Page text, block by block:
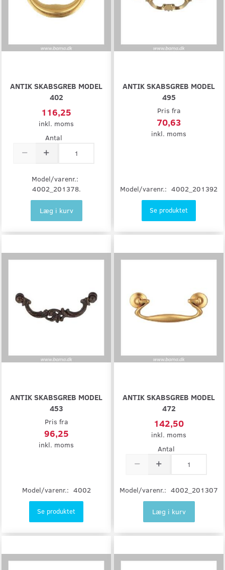
ANTIK SKABSGREB MODEL
402
116,25
inkl. moms
Antal
Model/varenr.:
4002_201378.
Læg i kurv
ANTIK SKABSGREB MODEL
495
Pris fra
70,63
inkl. moms
Model/varenr.: 4002_201392
Se produktet
ANTIK SKABSGREB MODEL
453
Pris fra
96,25
inkl. moms
Model/varenr.: 4002
Se produktet
ANTIK SKABSGREB MODEL
472
142,50
inkl. moms
Antal
Model/varenr.: 4002_201307
Læg i kurv